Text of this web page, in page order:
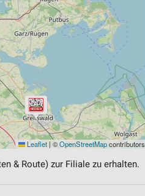
Leaflet | ©OpenStreetMapcontributors
& Route) zur Filiale zu erhalten.